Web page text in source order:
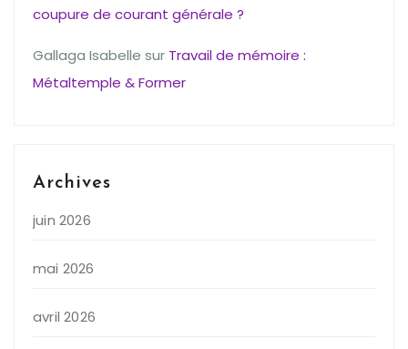
coupure de courant générale ?
Gallaga Isabelle sur Travail de mémoire :
Métaltemple & Former
Archives
juin 2026
mai 2026
avril 2026